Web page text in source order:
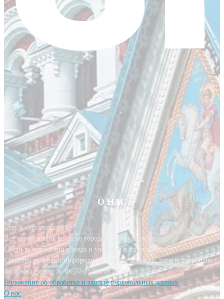
О НАС
Будь в курсе событий!
Все мероприятия родного города у тебя в кармане.
Следи за новостями города и участвуй в их создании!
Средство массовой информации, сетевое издание, зарегистрировано
Роскомнадзором № ФС77-85393 от 20 июня 2023 г.
Положение об обработке и защите персональных данных
О нас